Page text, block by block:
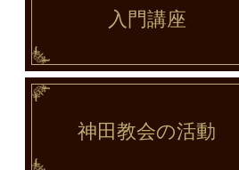
入門講座
神田教会の活動